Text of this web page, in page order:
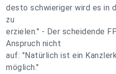
desto schwieriger wird es in
zu
erzielen." - Der scheidende
Anspruch nicht
auf: "Natürlich ist ein
möglich."